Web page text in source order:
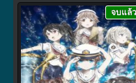
จบแล้ว